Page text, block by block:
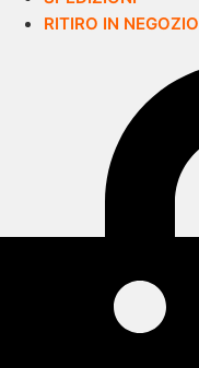
RITIRO IN NEGOZIO